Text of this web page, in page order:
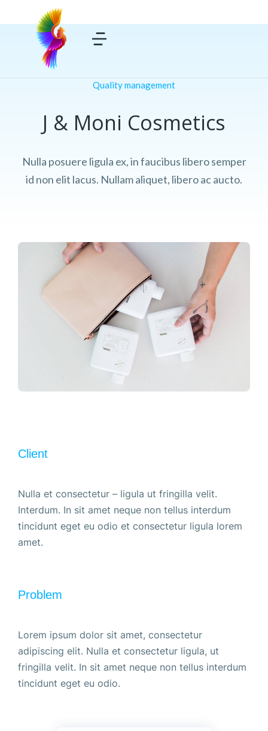
Quality management
J & Moni Cosmetics
Nulla posuere ligula ex, in faucibus libero semper
id non elit lacus. Nullam aliquet, libero ac aucto.
Client
Nulla et consectetur – ligula ut fringilla velit.
Interdum. In sit amet neque non tellus interdum
tincidunt eget eu odio et consectetur ligula lorem
amet.
Problem
Lorem ipsum dolor sit amet, consectetur
adipiscing elit. Nulla et consectetur ligula, ut
fringilla velit. In sit amet neque non tellus interdum
tincidunt eget eu odio.